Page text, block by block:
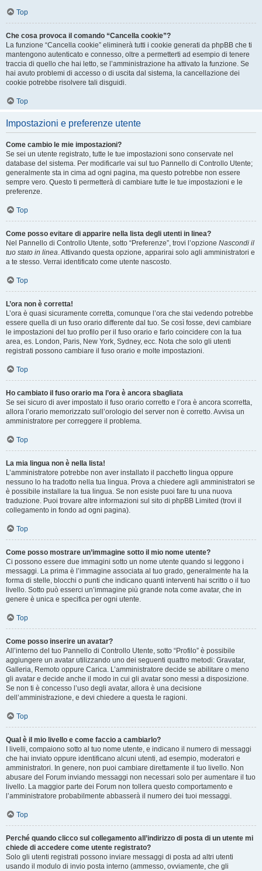
Top
Che cosa provoca il comando “Cancella cookie”?
La funzione “Cancella cookie” eliminerà tutti i cookie generati da phpBB che ti
mantengono autenticato e connesso, oltre a permetterti ad esempio di tenere
traccia di quello che hai letto, se l’amministrazione ha attivato la funzione. Se
hai avuto problemi di accesso o di uscita dal sistema, la cancellazione dei
cookie potrebbe risolvere tali disguidi.
Top
Impostazioni e preferenze utente
Come cambio le mie impostazioni?
Se sei un utente registrato, tutte le tue impostazioni sono conservate nel
database del sistema. Per modificarle vai sul tuo Pannello di Controllo Utente;
generalmente sta in cima ad ogni pagina, ma questo potrebbe non essere
sempre vero. Questo ti permetterà di cambiare tutte le tue impostazioni e le
preferenze.
Top
Come posso evitare di apparire nella lista degli utenti in linea?
Nel Pannello di Controllo Utente, sotto “Preferenze”, trovi l’opzione Nascondi il
tuo stato in linea. Attivando questa opzione, apparirai solo agli amministratori e
a te stesso. Verrai identificato come utente nascosto.
Top
L’ora non è corretta!
L’ora è quasi sicuramente corretta, comunque l’ora che stai vedendo potrebbe
essere quella di un fuso orario differente dal tuo. Se così fosse, devi cambiare
le impostazioni del tuo profilo per il fuso orario e farlo coincidere con la tua
area, es. London, Paris, New York, Sydney, ecc. Nota che solo gli utenti
registrati possono cambiare il fuso orario e molte impostazioni.
Top
Ho cambiato il fuso orario ma l’ora è ancora sbagliata
Se sei sicuro di aver impostato il fuso orario corretto e l’ora è ancora scorretta,
allora l’orario memorizzato sull’orologio del server non è corretto. Avvisa un
amministratore per correggere il problema.
Top
La mia lingua non è nella lista!
L’amministratore potrebbe non aver installato il pacchetto lingua oppure
nessuno lo ha tradotto nella tua lingua. Prova a chiedere agli amministratori se
è possibile installare la tua lingua. Se non esiste puoi fare tu una nuova
traduzione. Puoi trovare altre informazioni sul sito di phpBB Limited (trovi il
collegamento in fondo ad ogni pagina).
Top
Come posso mostrare un’immagine sotto il mio nome utente?
Ci possono essere due immagini sotto un nome utente quando si leggono i
messaggi. La prima è l’immagine associata al tuo grado, generalmente ha la
forma di stelle, blocchi o punti che indicano quanti interventi hai scritto o il tuo
livello. Sotto può esserci un’immagine più grande nota come avatar, che in
genere è unica e specifica per ogni utente.
Top
Come posso inserire un avatar?
All’interno del tuo Pannello di Controllo Utente, sotto “Profilo” è possibile
aggiungere un avatar utilizzando uno dei seguenti quattro metodi: Gravatar,
Galleria, Remoto oppure Carica. L’amministratore decide se abilitare o meno
gli avatar e decide anche il modo in cui gli avatar sono messi a disposizione.
Se non ti è concesso l’uso degli avatar, allora è una decisione
dell’amministrazione, e devi chiedere a questa le ragioni.
Top
Qual è il mio livello e come faccio a cambiarlo?
I livelli, compaiono sotto al tuo nome utente, e indicano il numero di messaggi
che hai inviato oppure identificano alcuni utenti, ad esempio, moderatori e
amministratori. In genere, non puoi cambiare direttamente il tuo livello. Non
abusare del Forum inviando messaggi non necessari solo per aumentare il tuo
livello. La maggior parte dei Forum non tollera questo comportamento e
l’amministratore probabilmente abbasserà il numero dei tuoi messaggi.
Top
Perché quando clicco sul collegamento all’indirizzo di posta di un utente mi
chiede di accedere come utente registrato?
Solo gli utenti registrati possono inviare messaggi di posta ad altri utenti
usando il modulo di invio posta interno (ammesso, ovviamente, che gli